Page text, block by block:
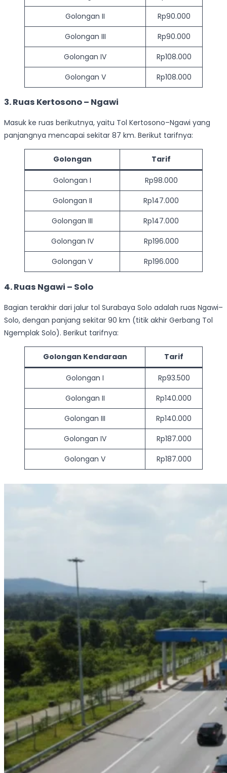
Golongan II
Rp90.000
Golongan III
Rp90.000
Golongan IV
Rp108.000
Golongan V
Rp108.000
3. Ruas Kertosono – Ngawi
Masuk ke ruas berikutnya, yaitu Tol Kertosono–Ngawi yang
panjangnya mencapai sekitar 87 km. Berikut tarifnya:
Golongan Tarif
Golongan I
Rp98.000
Golongan II
Rp147.000
Golongan III
Rp147.000
Golongan IV
Rp196.000
Golongan V
Rp196.000
4. Ruas Ngawi – Solo
Bagian terakhir dari jalur tol Surabaya Solo adalah ruas Ngawi–
Solo, dengan panjang sekitar 90 km (titik akhir Gerbang Tol
Ngemplak Solo). Berikut tarifnya:
Golongan Kendaraan Tarif
Golongan I
Rp93.500
Golongan II
Rp140.000
Golongan III
Rp140.000
Golongan IV
Rp187.000
Golongan V
Rp187.000